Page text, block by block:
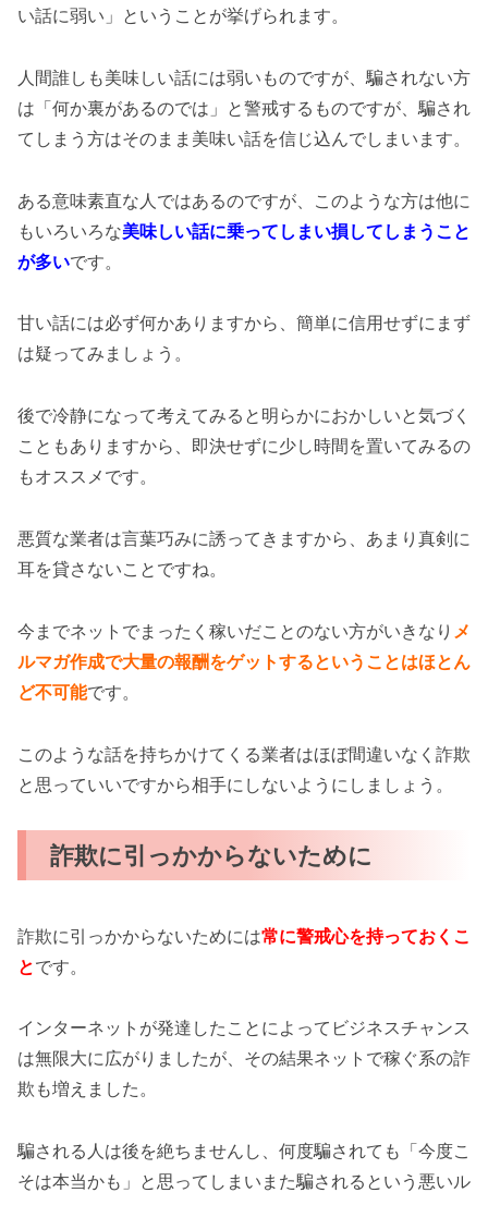
い話に弱い」ということが挙げられます。
人間誰しも美味しい話には弱いものですが、騙されない方
は「何か裏があるのでは」と警戒するものですが、騙され
てしまう方はそのまま美味い話を信じ込んでしまいます。
ある意味素直な人ではあるのですが、このような方は他に
もいろいろな美味しい話に乗ってしまい損してしまうこと
が多いです。
甘い話には必ず何かありますから、簡単に信用せずにまず
は疑ってみましょう。
後で冷静になって考えてみると明らかにおかしいと気づく
こともありますから、即決せずに少し時間を置いてみるの
もオススメです。
悪質な業者は言葉巧みに誘ってきますから、あまり真剣に
耳を貸さないことですね。
今までネットでまったく稼いだことのない方がいきなり メ
ルマガ作成で大量の報酬をゲットするということはほとん
ど不可能です。
このような話を持ちかけてくる業者はほぼ間違いなく詐欺
と思っていいですから相手にしないようにしましょう。
詐欺に引っかからないために
詐欺に引っかからないためには常に警戒心を持っておくこ
とです。
インターネットが発達したことによってビジネスチャンス
は無限大に広がりましたが、その結果ネットで稼ぐ系の詐
欺も増えました。
騙される人は後を絶ちませんし、何度騙されても「今度こ
そは本当かも」と思ってしまいまた騙されるという悪いル